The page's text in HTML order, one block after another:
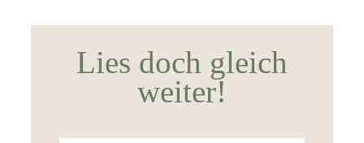
Lies doch gleich
weiter!